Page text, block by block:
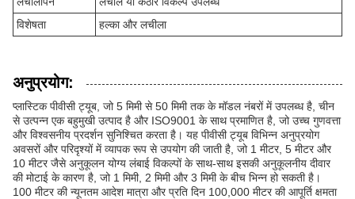
विशेषता
हल्का और लचीला
अनुप्रयोग:
प्लास्टिक पीवीसी ट्यूब, जो 5 मिमी से 50 मिमी तक के मॉडल नंबरों में उपलब्ध है, चीन
से उत्पन्न एक बहुमुखी उत्पाद है और ISO9001 के साथ प्रमाणित है, जो उच्च गुणवत्ता
और विश्वसनीय प्रदर्शन सुनिश्चित करता है। यह पीवीसी ट्यूब विभिन्न अनुप्रयोग
अवसरों और परिदृश्यों में व्यापक रूप से उपयोग की जाती है, जो 1 मीटर, 5 मीटर और
10 मीटर जैसे अनुकूलन योग्य लंबाई विकल्पों के साथ-साथ इसकी अनुकूलनीय दीवार
की मोटाई के कारण है, जो 1 मिमी, 2 मिमी और 3 मिमी के बीच भिन्न हो सकती है।
100 मीटर की न्यूनतम आदेश मात्रा और प्रति दिन 100,000 मीटर की आपूर्ति क्षमता